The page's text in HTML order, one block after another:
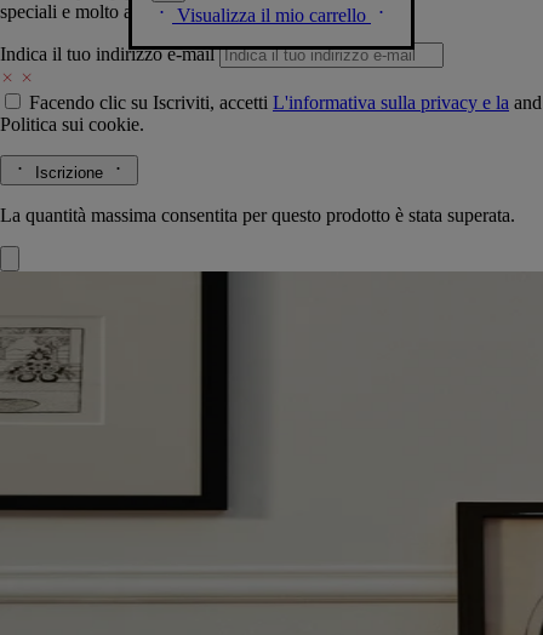
Visualizza il mio carrello
speciali e molto altro.
Indica il tuo indirizzo e-mail
Facendo clic su Iscriviti, accetti L'informativa sulla privacy e la and
Politica sui cookie.
Iscrizione
La quantità massima consentita per questo prodotto è stata superata.